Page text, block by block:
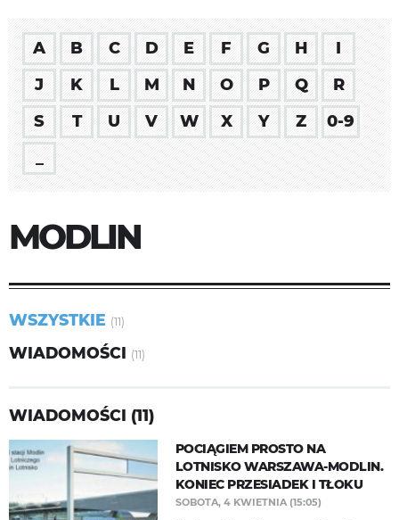
A B C D E F G H
I
J
K L M N O P Q
R
S
T U V W X Y Z
0-9
MODLIN
WSZYSTKIE (11)
WIADOMOŚCI (11)
WIADOMOŚCI (11)
POCIĄGIEM PROSTO NA
LOTNISKO WARSZAWA-MODLIN.
KONIEC PRZESIADEK I TŁOKU
SOBOTA, 4 KWIETNIA (15:05)